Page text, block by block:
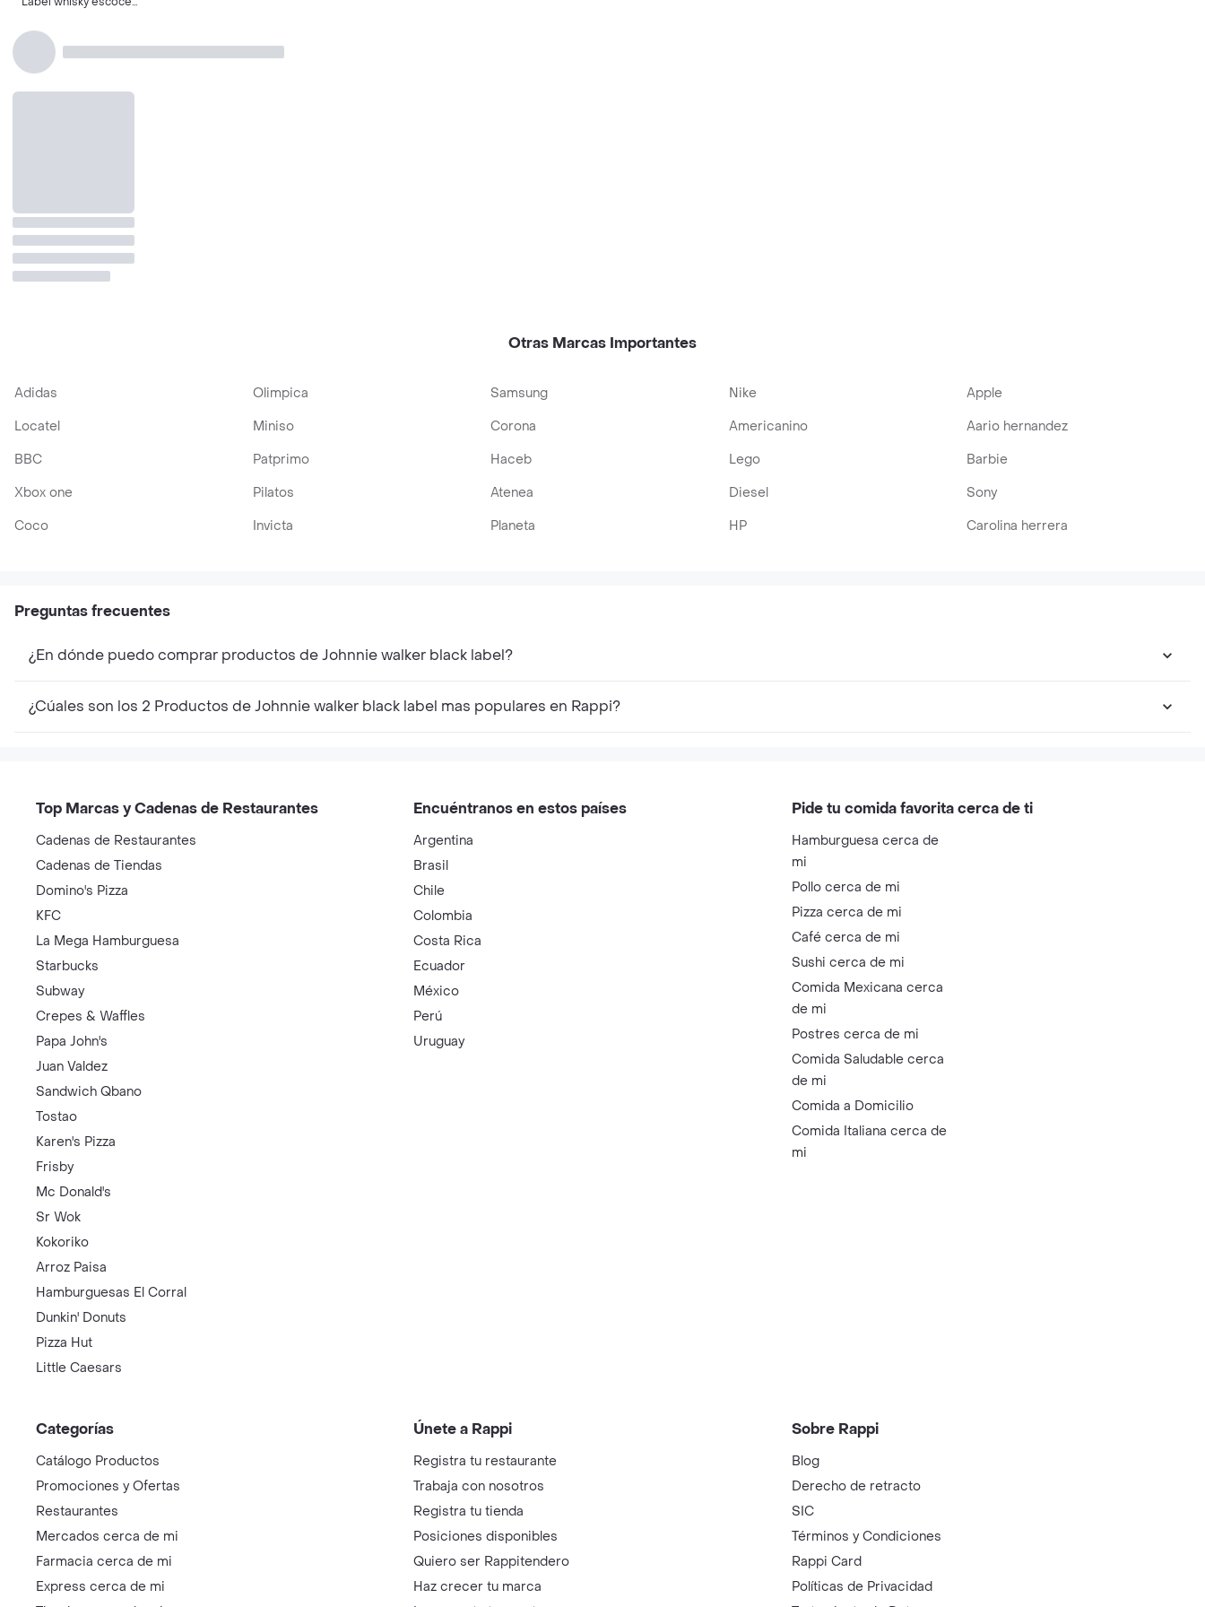
Otras Marcas Importantes
Adidas Olimpica Samsung Nike
Apple
Locatel
Miniso Corona Americanino
Aario hernandez
BBC
Patprimo Haceb Lego
Barbie
Xbox one
Pilatos Atenea Diesel
Sony
Coco
Invicta Planeta HP Carolina herrera
Preguntas frecuentes
¿En dónde puedo comprar productos de Johnnie walker black label?
¿Cúales son los 2 Productos de Johnnie walker black label mas populares en Rappi?
Top Marcas y Cadenas de Restaurantes
Cadenas de Restaurantes
Cadenas de Tiendas
Domino's Pizza
KFC
La Mega Hamburguesa
Starbucks
Subway
Crepes & Waffles
Papa John's
Juan Valdez
Sandwich Qbano
Tostao
Karen's Pizza
Frisby
Mc Donald's
Sr Wok
Kokoriko
Arroz Paisa
Hamburguesas El Corral
Dunkin' Donuts
Pizza Hut
Little Caesars
Encuéntranos en estos países
Argentina
Brasil
Chile
Colombia
Costa Rica
Ecuador
México
Perú
Uruguay
Pide tu comida favorita cerca de ti
Hamburguesa cerca de
mi
Pollo cerca de mi
Pizza cerca de mi
Café cerca de mi
Sushi cerca de mi
Comida Mexicana cerca
de mi
Postres cerca de mi
Comida Saludable cerca
de mi
Comida a Domicilio
Comida Italiana cerca de
mi
Categorías
Catálogo Productos
Promociones y Ofertas
Restaurantes
Mercados cerca de mi
Farmacia cerca de mi
Express cerca de mi
Únete a Rappi
Registra tu restaurante
Trabaja con nosotros
Registra tu tienda
Posiciones disponibles
Quiero ser Rappitendero
Haz crecer tu marca
Sobre Rappi
Blog
Derecho de retracto
SIC
Términos y Condiciones
Rappi Card
Políticas de Privacidad